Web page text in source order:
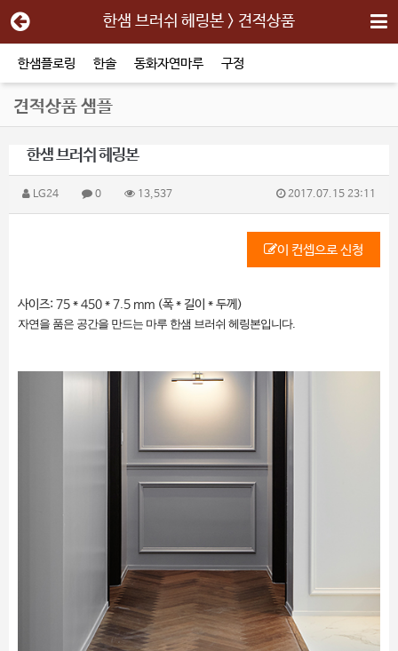
한샘 브러쉬 헤링본 > 견적상품
한샘플로링 한솔 동화자연마루 구정
견적상품 샘플
한샘 브러쉬 헤링본
LG24 0 13,537 2017.07.15 23:11
이 컨셉으로 신청
사이즈: 75 * 450 * 7.5 mm (폭 * 길이 * 두께)
자연을 품은 공간을 만드는 마루 한샘 브러쉬 헤링본입니다.